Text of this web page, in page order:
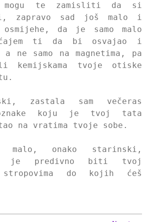
te zamisliti da si
zapravo sad još malo i
da je samo malo
ti da bi osvajao i
ne samo na magnetima, pa
kemijskama tvoje otiske
zastala sam večeras
koju je tvoj tata
na vratima tvoje sobe.
malo, onako starinski,
je predivno biti tvoj
do kojih ćeš